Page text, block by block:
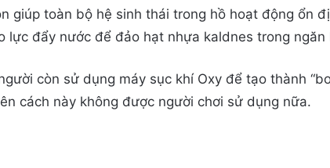
giúp toàn bộ hệ sinh thái trong hồ hoạt động ổn
lực đẩy nước để đảo hạt nhựa kaldnes trong ngăn
còn sử dụng máy sục khí Oxy để tạo thành
cách này không được người chơi sử dụng nữa.